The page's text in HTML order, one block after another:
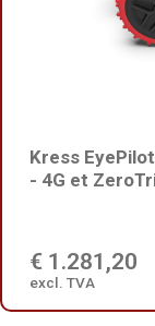
Kress
- 4G et
€ 1.281,20
excl. TVA